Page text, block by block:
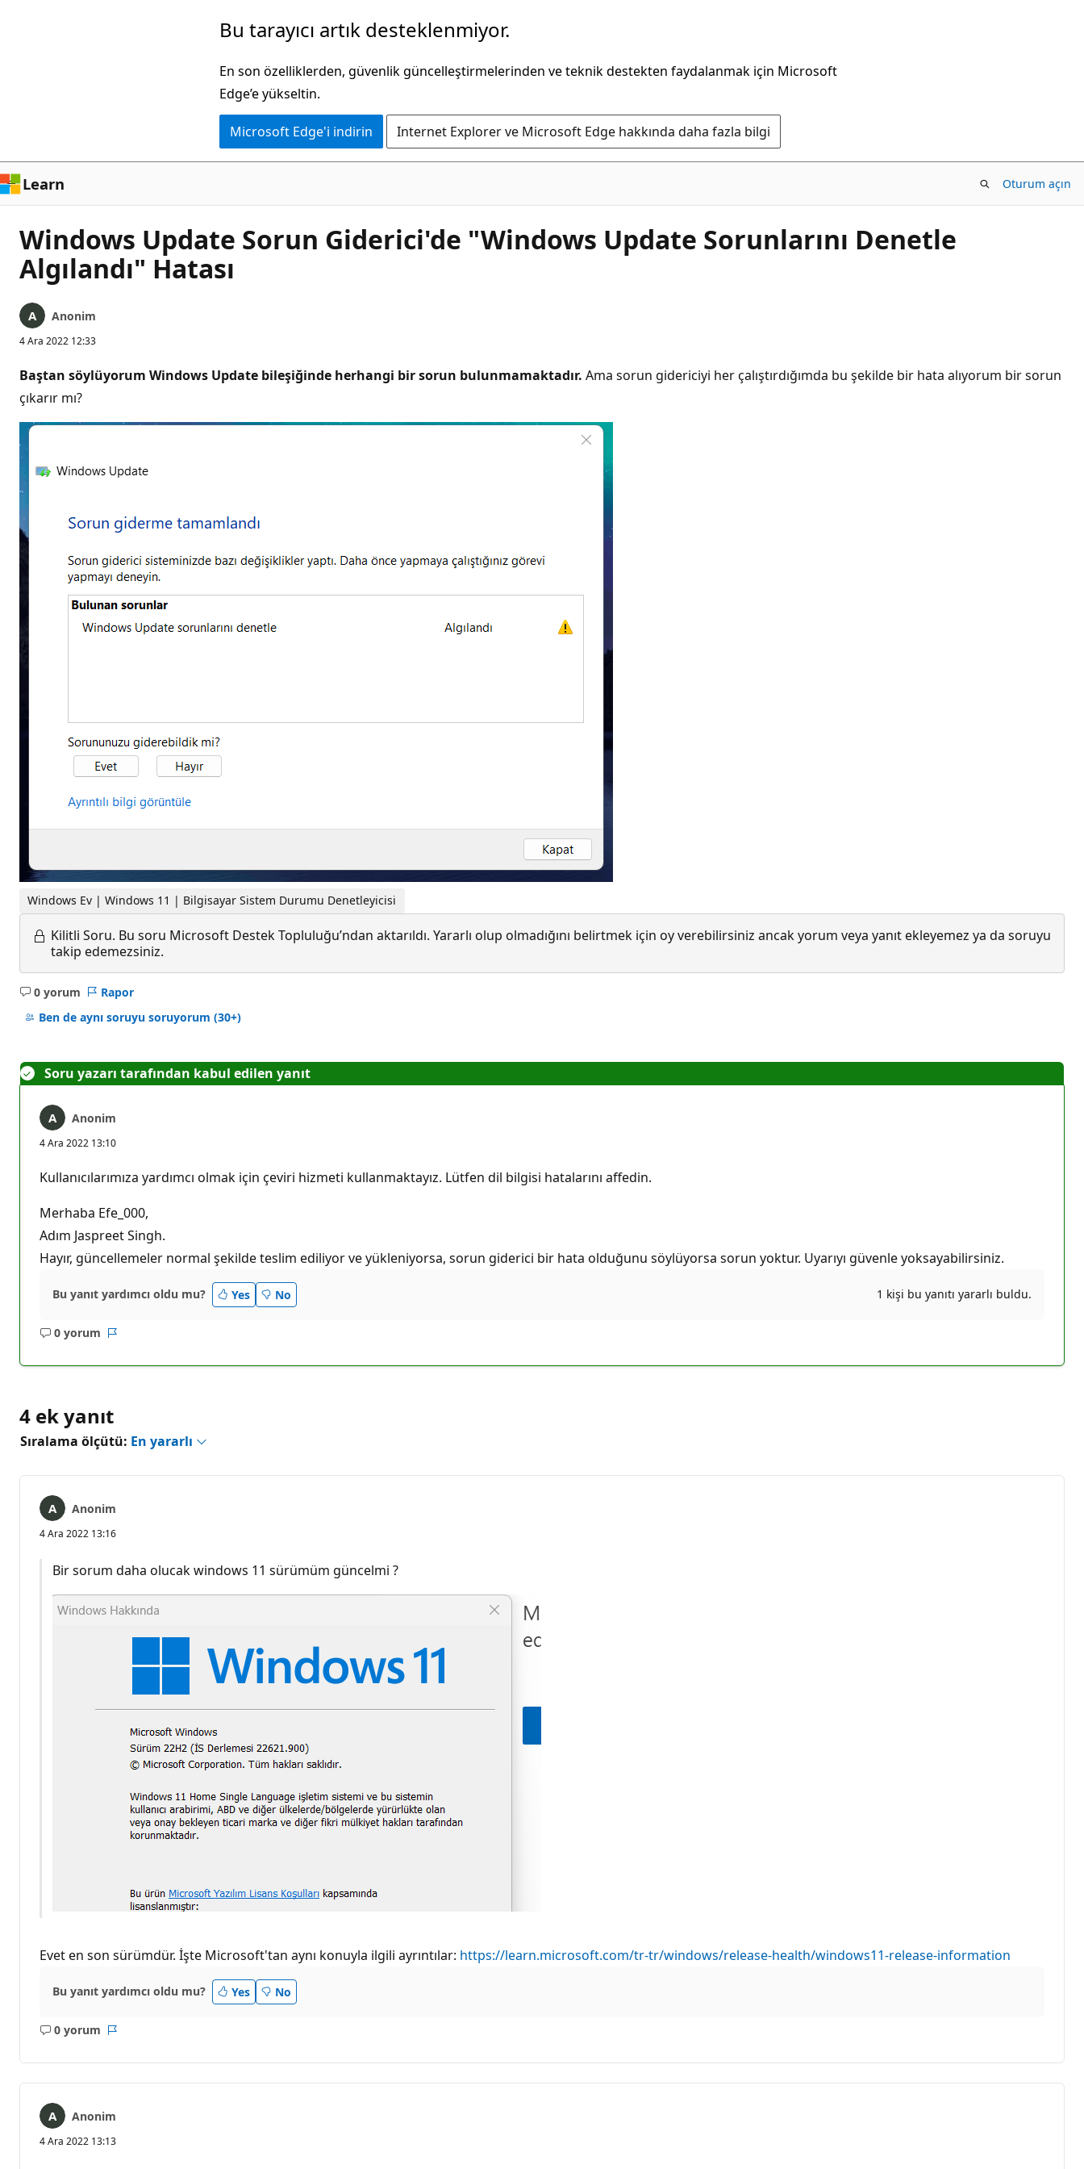
Bu tarayıcı artık desteklenmiyor.
En son özelliklerden, güvenlik güncelleştirmelerinden ve teknik destekten faydalanmak için Microsoft
Edge’e yükseltin.
Microsoft Edge'i indirin Internet Explorer ve Microsoft Edge hakkında daha fazla bilgi
Learn Oturum açın
Windows Update Sorun Giderici'de "Windows Update Sorunlarını Denetle
Algılandı" Hatası
Anonim
4 Ara 2022 12:33
Baştan söylüyorum Windows Update bileşiğinde herhangi bir sorun bulunmamaktadır. Ama sorun gidericiyi her çalıştırdığımda bu şekilde bir hata alıyorum bir sorun
çıkarır mı?
Windows Ev | Windows 11 | Bilgisayar Sistem Durumu Denetleyicisi
Kilitli Soru. Bu soru Microsoft Destek Topluluğu’ndan aktarıldı. Yararlı olup olmadığını belirtmek için oy verebilirsiniz ancak yorum veya yanıt ekleyemez ya da soruyu
takip edemezsiniz.
0 yorum
Açıklama
yok
Rapor
Ben de aynı soruyu soruyorum (30+)
Soru yazarı tarafından kabul edilen yanıt
Anonim
4 Ara 2022 13:10
Kullanıcılarımıza yardımcı olmak için çeviri hizmeti kullanmaktayız. Lütfen dil bilgisi hatalarını affedin.
Merhaba Efe_000,
Adım Jaspreet Singh.
Hayır, güncellemeler normal şekilde teslim ediliyor ve yükleniyorsa, sorun giderici bir hata olduğunu söylüyorsa sorun yoktur. Uyarıyı güvenle yoksayabilirsiniz.
Bu yanıt yardımcı oldu mu? Yes No 1 kişi bu yanıtı yararlı buldu.
0 yorum
Açıklama
4 ek yanıt
Sıralama ölçütü: En yararlı
Anonim
4 Ara 2022 13:16
Bir sorum daha olucak windows 11 sürümüm güncelmi ?
Evet en son sürümdür. İşte Microsoft'tan aynı konuyla ilgili ayrıntılar: https://learn.microsoft.com/tr-tr/windows/release-health/windows11-release-information
Bu yanıt yardımcı oldu mu? Yes No
0 yorum
Açıklama
Anonim
4 Ara 2022 13:13